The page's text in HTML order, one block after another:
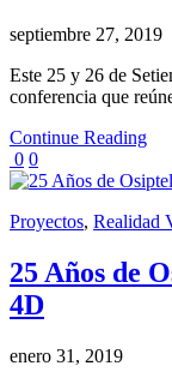
septiembre 27, 2019
Este 25 y 26 de
conferencia que
Continue Reading
0 0
Proyectos, Realidad
25 Años de
4D
enero 31, 2019